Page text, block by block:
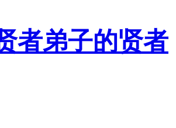
者弟子的贤者